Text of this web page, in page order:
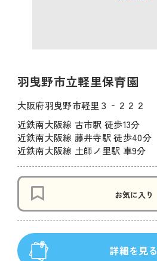
羽曳野市立軽里保育園
大阪府羽曳野市軽里３‐２２２
近鉄南大阪線 古市駅 徒歩13分
近鉄南大阪線 藤井寺駅 徒歩40分
近鉄南大阪線 土師ノ里駅 車9分
お気に入り
詳細を見る